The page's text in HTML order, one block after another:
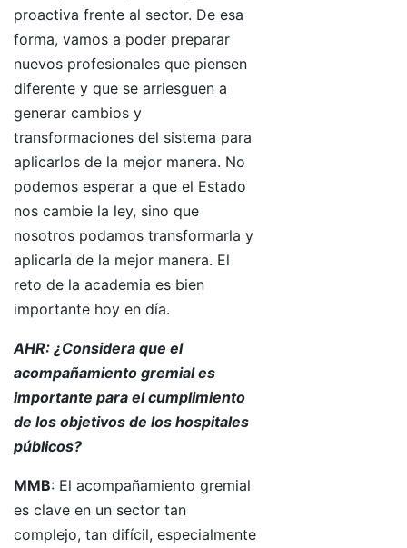
proactiva frente al sector. De esa
forma, vamos a poder preparar
nuevos profesionales que piensen
diferente y que se arriesguen a
generar cambios y
transformaciones del sistema para
aplicarlos de la mejor manera. No
podemos esperar a que el Estado
nos cambie la ley, sino que
nosotros podamos transformarla y
aplicarla de la mejor manera. El
reto de la academia es bien
importante hoy en día.
AHR: ¿Considera que el
acompañamiento gremial es
importante para el cumplimiento
de los objetivos de los hospitales
públicos?
MMB: El acompañamiento gremial
es clave en un sector tan
complejo, tan difícil, especialmente